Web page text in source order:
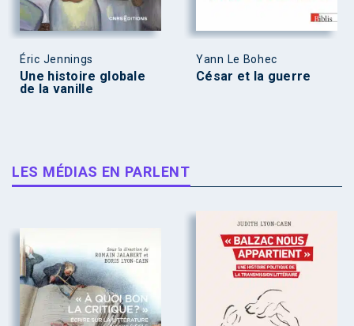
Éric Jennings
Une histoire globale
de la vanille
Yann Le Bohec
César et la guerre
LES MÉDIAS EN PARLENT